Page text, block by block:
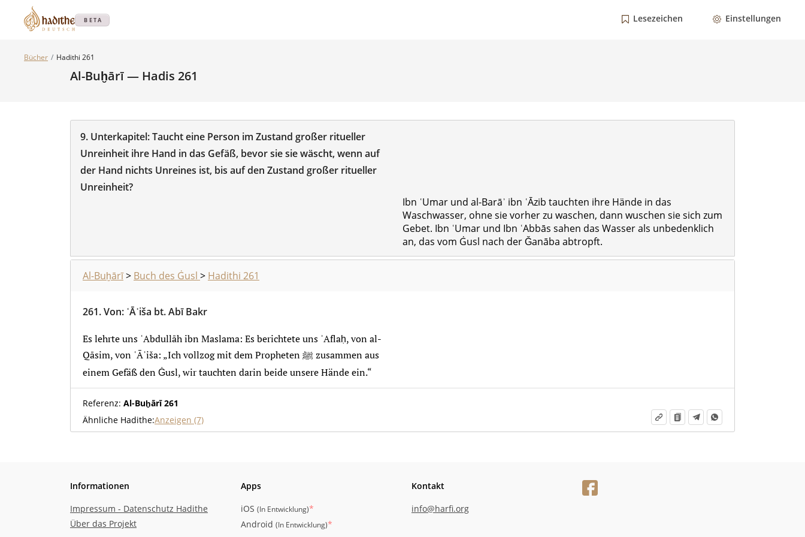
BETA Lesezeichen Einstellungen
Bücher Hadithi 261
Al-Buḫārī — Hadis 261
9. Unterkapitel:Taucht eine Person im Zustand großer ritueller
Unreinheit ihre Hand in das Gefäß, bevor sie sie wäscht, wenn auf
der Hand nichts Unreines ist, bis auf den Zustand großer ritueller
Unreinheit?
Ibn ʿUmar und al-Barāʾ ibn ʿĀzib tauchten ihre Hände in das
Waschwasser, ohne sie vorher zu waschen, dann wuschen sie sich zum
Gebet. Ibn ʿUmar und Ibn ʿAbbās sahen das Wasser als unbedenklich
an, das vom Ġusl nach der Ǧanāba abtropft.
Al-Buḫārī> Buch des Ġusl > Hadithi 261
261.Von: ʿĀʾiša bt. Abī Bakr
Es lehrte uns ʿAbdullāh ibn Maslama: Es berichtete uns ʾAflaḥ, von al-
Qāsim, von ʿĀʾiša: „Ich vollzog mit dem Propheten ﷺ zusammen aus
einem Gefäß den Ġusl, wir tauchten darin beide unsere Hände ein.“
Referenz: Al-Buḫārī 261
Ähnliche Hadithe:Anzeigen (7)
Informationen
Impressum - Datenschutz Hadithe
Über das Projekt
Apps
iOS (In Entwicklung)*
Android (In Entwicklung)*
Kontakt
info@harfi.org